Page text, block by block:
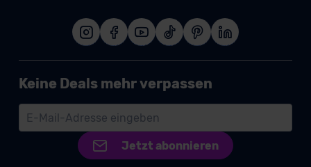
Keine Deals mehr verpassen
Jetzt abonnieren